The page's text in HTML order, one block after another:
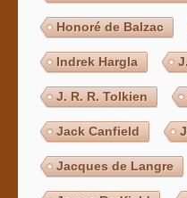
Honoré de Balzac
Indrek Hargla
J. R. R. Tolkien
Jack Canfield
Jacques de Langre